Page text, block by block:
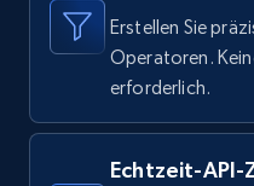
11.3K+ 1.5K+
X (formerly Twitter)
Erstellen Sie
Operatoren.
erforderlich.
Echtzeit-API-